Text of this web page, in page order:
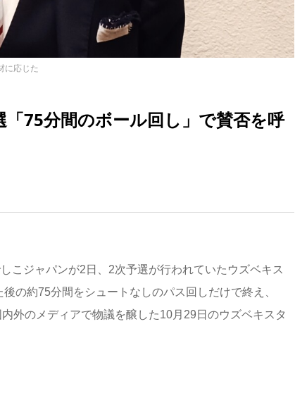
に応じた
75分間のボール回し」で賛否を呼
ジャパンが2日、2次予選が行われていたウズベキス
の約75分間をシュートなしのパス回しだけで終え、
外のメディアで物議を醸した10月29日のウズベキスタ